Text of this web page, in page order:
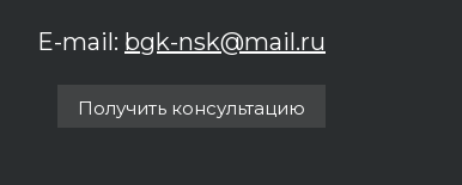
E-mail: bgk-nsk@mail.ru
Получить консультацию